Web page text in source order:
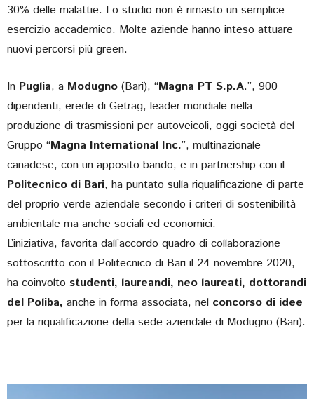
30% delle malattie. Lo studio non è rimasto un semplice
esercizio accademico. Molte aziende hanno inteso attuare
nuovi percorsi più green.
In Puglia, a Modugno (Bari), “Magna PT S.p.A.”, 900
dipendenti, erede di Getrag, leader mondiale nella
produzione di trasmissioni per autoveicoli, oggi società del
Gruppo “Magna International Inc.”, multinazionale
canadese, con un apposito bando, e in partnership con il
Politecnico di Bari, ha puntato sulla riqualificazione di parte
del proprio verde aziendale secondo i criteri di sostenibilità
ambientale ma anche sociali ed economici.
L’iniziativa, favorita dall’accordo quadro di collaborazione
sottoscritto con il Politecnico di Bari il 24 novembre 2020,
ha coinvolto studenti, laureandi, neo laureati, dottorandi
del Poliba, anche in forma associata, nel concorso di idee
per la riqualificazione della sede aziendale di Modugno (Bari).